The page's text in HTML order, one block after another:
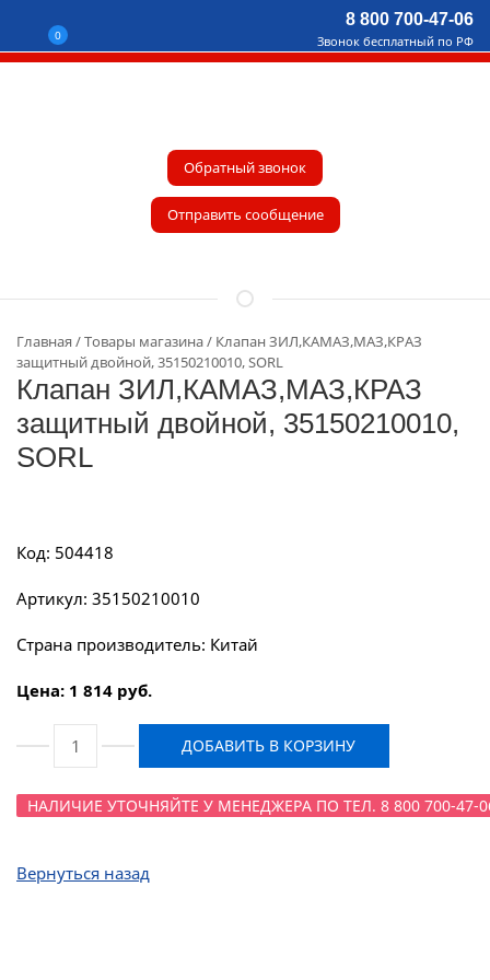
0
8 800 700-47-06
Звонок бесплатный по РФ
Обратный звонок
Отправить сообщение
Главная Товары магазина
Клапан ЗИЛ,КАМАЗ,МАЗ,КРАЗ
защитный двойной, 35150210010, SORL
Клапан ЗИЛ,КАМАЗ,МАЗ,КРАЗ
защитный двойной, 35150210010,
SORL
Код: 504418
Артикул: 35150210010
Страна производитель: Китай
Цена: 1 814 руб.
ДОБАВИТЬ В КОРЗИНУ
НАЛИЧИЕ УТОЧНЯЙТЕ У МЕНЕДЖЕРА ПО ТЕЛ. 8 800 700-47-
Вернуться назад